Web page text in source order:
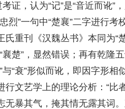
证，认为“记”是“音近而讹”
烈”一句中“楚襄”二字进行
氏重刊《汉魏丛书》本同为“
“襄楚”，显然错误；再有乾隆
”与“衰”形似而讹，即因字形
行文艺学上的理论分析：“比
无暴其气，掩其情无露其词